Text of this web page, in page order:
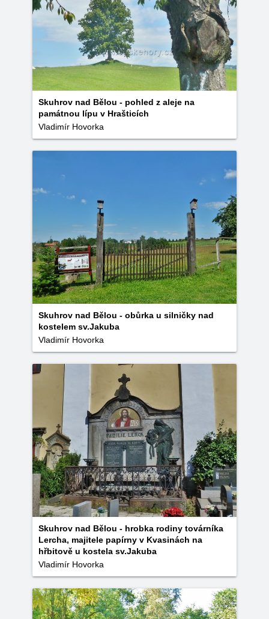
Skuhrov nad Bělou - pohled z aleje na
památnou lípu v Hrašticích
Vladimír Hovorka
Skuhrov nad Bělou - obůrka u silničky nad
kostelem sv.Jakuba
Vladimír Hovorka
Skuhrov nad Bělou - hrobka rodiny továrníka
Lercha, majitele papírny v Kvasinách na
hřbitově u kostela sv.Jakuba
Vladimír Hovorka